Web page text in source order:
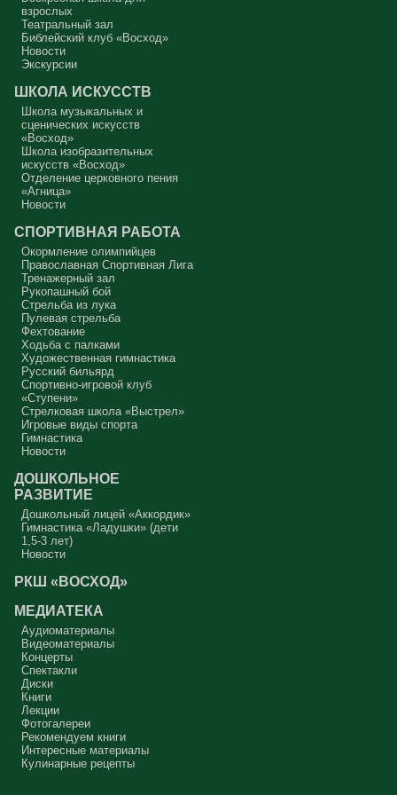
Вот с этим предлагается войти в сплошную неделю. Ещё раз:
сплошная неделя прошла, потом две мясопустные, третья –
Масленица, прощённое воскресенье. С чем я приду?
В нас должно быть внимание к тому, что время воздержания – это
дни для приготовления не только к Пасхе, а к Небесному Царству!
Это цель жизни. Я об этом забыл, я туда хочу, но я забыл. И я
сначала увидеть в себе этого урода, а потом начать с ним борьбу.
Аминь.
Протоиерей Андрей Алексеев
взрослых
Театральный зал
Библейский клуб «Восход»
Новости
Экскурсии
ШКОЛА ИСКУССТВ
Школа музыкальных и
сценических искусств
«Восход»
Школа изобразительных
искусств «Восход»
Отделение церковного пения
«Агница»
Новости
СПОРТИВНАЯ РАБОТА
Окормление олимпийцев
Православная Спортивная Лига
Тренажерный зал
Рукопашный бой
Стрельба из лука
Пулевая стрельба
Фехтование
Ходьба с палками
Художественная гимнастика
Русский бильярд
Спортивно-игровой клуб
«Ступени»
Стрелковая школа «Выстрел»
Игровые виды спорта
Гимнастика
Новости
ДОШКОЛЬНОЕ
РАЗВИТИЕ
Дошкольный лицей «Аккордик»
Гимнастика «Ладушки» (дети
1,5-3 лет)
Новости
РКШ «ВОСХОД»
МЕДИАТЕКА
Аудиоматериалы
Видеоматериалы
Концерты
Спектакли
Диски
Книги
Лекции
Фотогалереи
Рекомендуем книги
Интересные материалы
Кулинарные рецепты